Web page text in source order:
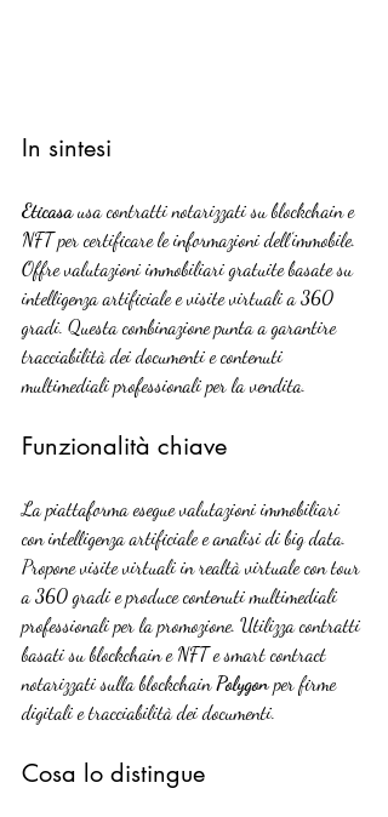
In sintesi
Eticasa usa contratti notarizzati su blockchain e
NFT per certificare le informazioni dell’immobile.
Offre valutazioni immobiliari gratuite basate su
intelligenza artificiale e visite virtuali a 360
gradi. Questa combinazione punta a garantire
tracciabilità dei documenti e contenuti
multimediali professionali per la vendita.
Funzionalità chiave
La piattaforma esegue valutazioni immobiliari
con intelligenza artificiale e analisi di big data.
Propone visite virtuali in realtà virtuale con tour
a 360 gradi e produce contenuti multimediali
professionali per la promozione. Utilizza contratti
basati su blockchain e NFT e smart contract
notarizzati sulla blockchain Polygon per firme
digitali e tracciabilità dei documenti.
Cosa lo distingue